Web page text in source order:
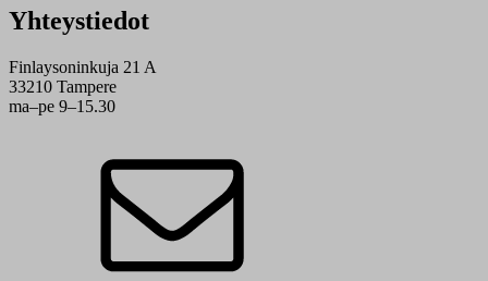
Yhteystiedot
Finlaysoninkuja 21 A
33210 Tampere
ma–pe 9–15.30